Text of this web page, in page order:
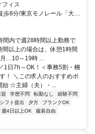
ィス
8分/東京モノレール「大井
「大井町駅」徒歩20分
内で週28時間以上勤務で
以上の場合は、休憩1時間
…10～19時 ...
1日7h～OK！＜事務5割・梱
！ ＼この求人のおすすめポ
☆主婦（夫）・...
学歴不問 転勤なし
経験不問
フト提出 夕方
ブランクOK
週4日以上OK
服装自由